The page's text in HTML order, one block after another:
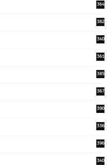
364
382
340
361
385
367
390
336
396
340